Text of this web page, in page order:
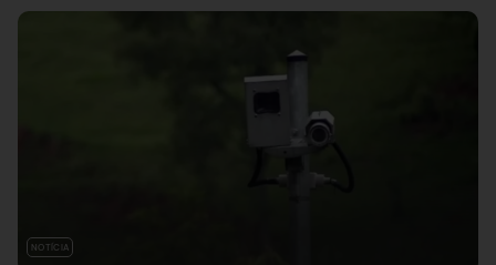
NOTÍCIA